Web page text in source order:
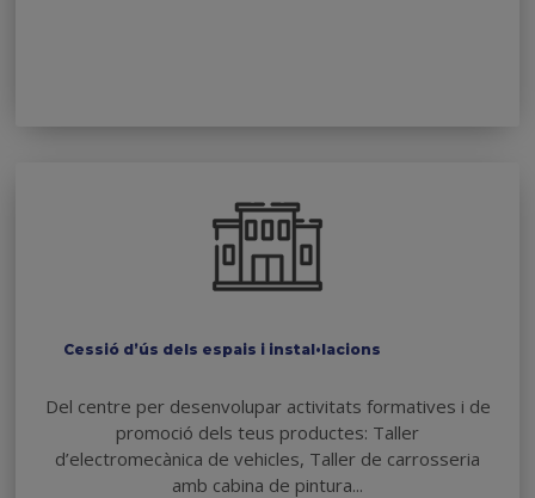
Cessió d’ús dels espais i instal•lacions
Del centre per desenvolupar activitats formatives i de
promoció dels teus productes: Taller
d’electromecànica de vehicles, Taller de carrosseria
amb cabina de pintura...